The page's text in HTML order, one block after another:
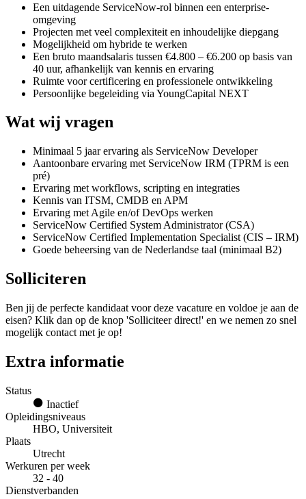
Een uitdagende ServiceNow-rol binnen een enterprise-
omgeving
Projecten met veel complexiteit en inhoudelijke diepgang
Mogelijkheid om hybride te werken
Een bruto maandsalaris tussen €4.800 – €6.200 op basis van
40 uur, afhankelijk van kennis en ervaring
Ruimte voor certificering en professionele ontwikkeling
Persoonlijke begeleiding via YoungCapital NEXT
Wat wij vragen
Minimaal 5 jaar ervaring als ServiceNow Developer
Aantoonbare ervaring met ServiceNow IRM (TPRM is een
pré)
Ervaring met workflows, scripting en integraties
Kennis van ITSM, CMDB en APM
Ervaring met Agile en/of DevOps werken
ServiceNow Certified System Administrator (CSA)
ServiceNow Certified Implementation Specialist (CIS – IRM)
Goede beheersing van de Nederlandse taal (minimaal B2)
Solliciteren
Ben jij de perfecte kandidaat voor deze vacature en voldoe je aan de
eisen? Klik dan op de knop 'Solliciteer direct!' en we nemen zo snel
mogelijk contact met je op!
Extra informatie
Status
Inactief
Opleidingsniveaus
HBO, Universiteit
Plaats
Utrecht
Werkuren per week
32 - 40
Dienstverbanden